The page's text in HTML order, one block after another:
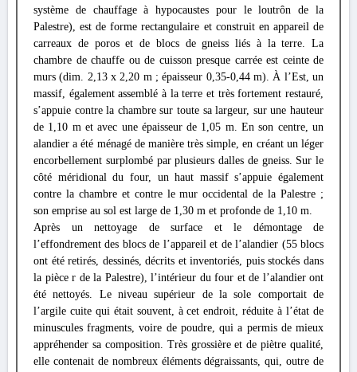
système de chauffage à hypocaustes pour le loutrôn de la
Palestre), est de forme rectangulaire et construit en appareil de
carreaux de poros et de blocs de gneiss liés à la terre. La
chambre de chauffe ou de cuisson presque carrée est ceinte de
murs (dim. 2,13 x 2,20 m ; épaisseur 0,35-0,44 m). À l’Est, un
massif, également assemblé à la terre et très fortement restauré,
s’appuie contre la chambre sur toute sa largeur, sur une hauteur
de 1,10 m et avec une épaisseur de 1,05 m. En son centre, un
alandier a été ménagé de manière très simple, en créant un léger
encorbellement surplombé par plusieurs dalles de gneiss. Sur le
côté méridional du four, un haut massif s’appuie également
contre la chambre et contre le mur occidental de la Palestre ;
son emprise au sol est large de 1,30 m et profonde de 1,10 m.
Après un nettoyage de surface et le démontage de
l’effondrement des blocs de l’appareil et de l’alandier (55 blocs
ont été retirés, dessinés, décrits et inventoriés, puis stockés dans
la pièce r de la Palestre), l’intérieur du four et de l’alandier ont
été nettoyés. Le niveau supérieur de la sole comportait de
l’argile cuite qui était souvent, à cet endroit, réduite à l’état de
minuscules fragments, voire de poudre, qui a permis de mieux
appréhender sa composition. Très grossière et de piètre qualité,
elle contenait de nombreux éléments dégraissants, qui, outre de